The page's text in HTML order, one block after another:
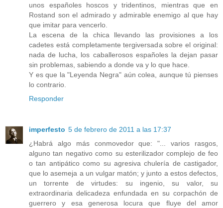
unos españoles hoscos y tridentinos, mientras que en
Rostand son el admirado y admirable enemigo al que hay
que imitar para vencerlo.
La escena de la chica llevando las provisiones a los
cadetes está completamente tergiversada sobre el original:
nada de lucha, los caballerosos españoles la dejan pasar
sin problemas, sabiendo a donde va y lo que hace.
Y es que la "Leyenda Negra" aún colea, aunque tú pienses
lo contrario.
Responder
imperfesto 5 de febrero de 2011 a las 17:37
¿Habrá algo más conmovedor que: "... varios rasgos,
alguno tan negativo como su esterilizador complejo de feo
o tan antipático como su agresiva chulería de castigador,
que lo asemeja a un vulgar matón; y junto a estos defectos,
un torrente de virtudes: su ingenio, su valor, su
extraordinaria delicadeza enfundada en su corpachón de
guerrero y esa generosa locura que fluye del amor